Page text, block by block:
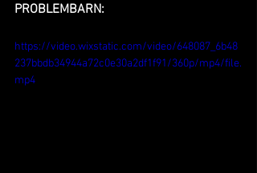
PROBLEMBARN:
https://video.wixstatic.com/video/648087_6b48
237bbdb34944a72c0e30a2df1f91/360p/mp4/file.
mp4